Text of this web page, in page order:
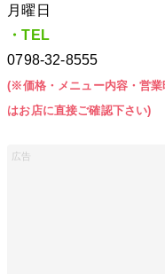
月曜日
・TEL
0798-32-8555
(※価格・メニュー内容・営業
はお店に直接ご確認下さい)